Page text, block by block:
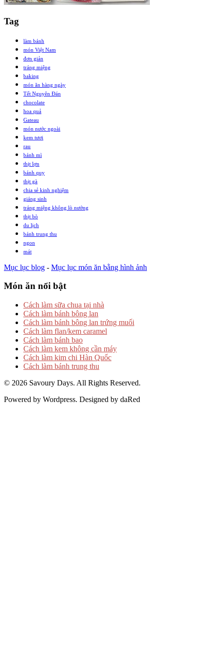
Tag
làm bánh
món Việt Nam
đơn giản
tráng miệng
baking
món ăn hàng ngày
Tết Nguyên Đán
chocolate
hoa quả
Gateau
món nước ngoài
kem tươi
rau
bánh mì
thịt lợn
bánh quy
thịt gà
chia sẻ kinh nghiệm
giáng sinh
tráng miệng không lò nướng
thịt bò
du lịch
bánh trung thu
ngon
mát
Mục lục blog - Mục lục món ăn bằng hình ảnh
Món ăn nổi bật
Cách làm sữa chua tại nhà
Cách làm bánh bông lan
Cách làm bánh bông lan trứng muối
Cách làm flan/kem caramel
Cách làm bánh bao
Cách làm kem không cần máy
Cách làm kim chi Hàn Quốc
Cách làm bánh trung thu
© 2026 Savoury Days. All Rights Reserved.
Powered by Wordpress. Designed by daRed